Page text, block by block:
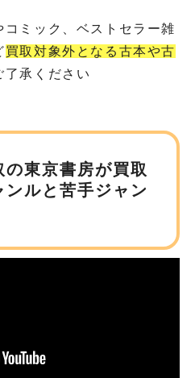
ミック、ベストセラー雑
買取対象外となる古本や古
了承ください
の東京書房が買取
ルと苦手ジャン